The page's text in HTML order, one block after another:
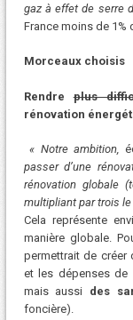
gaz à effet de serre
France moins de 1%
Morceaux choisis
Rendreplus
rénovation
« Notre ambition,
passer d’une
rénovation globale
multipliant par trois
Cela représente
manière globale.
permettrait de créer
et les dépenses de
mais aussi des
foncière).